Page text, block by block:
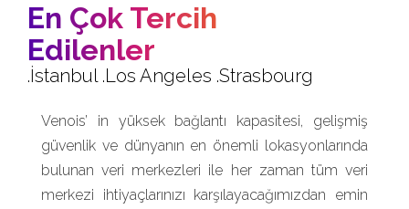
En Çok Tercih
Edilenler
.İstanbul .Los Angeles .Strasbourg
Venois’ in yüksek bağlantı kapasitesi, gelişmiş
güvenlik ve dünyanın en önemli lokasyonlarında
bulunan veri merkezleri ile her zaman tüm veri
merkezi ihtiyaçlarınızı karşılayacağımızdan emin